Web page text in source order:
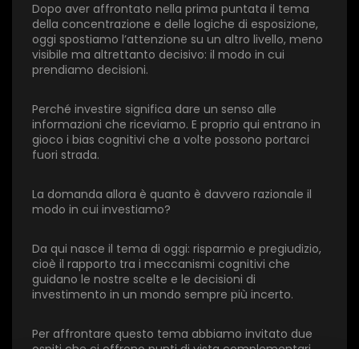
Dopo aver affrontato nella prima puntata il tema
della concentrazione e delle logiche di esposizione,
oggi spostiamo l’attenzione su un altro livello, meno
visibile ma altrettanto decisivo: il modo in cui
prendiamo decisioni.
Perché investire significa dare un senso alle
informazioni che riceviamo. E proprio qui entrano in
gioco i bias cognitivi che a volte possono portarci
fuori strada.
La domanda allora è quanto è davvero razionale il
modo in cui investiamo?
Da qui nasce il tema di oggi: risparmio e pregiudizio,
cioè il rapporto tra i meccanismi cognitivi che
guidano le nostre scelte e le decisioni di
investimento in un mondo sempre più incerto.
Per affrontare questo tema abbiamo invitato due
5 stars
4 stars
3 stars
2 stars
1 star
Invia